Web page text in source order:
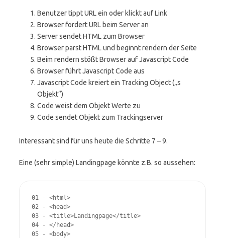
Benutzer tippt URL ein oder klickt auf Link
Browser fordert URL beim Server an
Server sendet HTML zum Browser
Browser parst HTML und beginnt rendern der Seite
Beim rendern stößt Browser auf Javascript Code
Browser führt Javascript Code aus
Javascript Code kreiert ein Tracking Object („s
Objekt“)
Code weist dem Objekt Werte zu
Code sendet Objekt zum Trackingserver
Interessant sind für uns heute die Schritte 7 – 9.
Eine (sehr simple) Landingpage könnte z.B. so aussehen:
01 - <html>
02 - <head>
03 - <title>Landingpage</title>
04 - </head>
05 - <body>